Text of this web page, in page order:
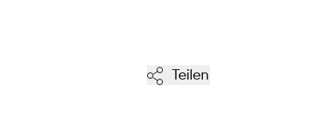
Teilen